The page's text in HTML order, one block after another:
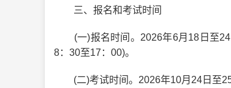
三、报名和考试时间
(一)报名时间。2026年6月18日至24
8：30至17：00)。
(二)考试时间。2026年10月24日至25